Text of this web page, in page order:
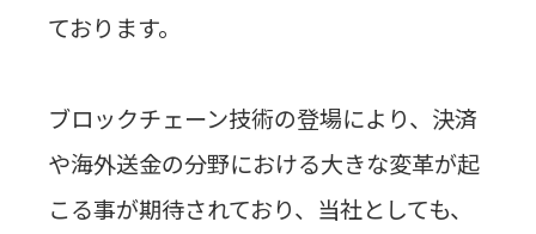
ております。
ブロックチェーン技術の登場により、決済
や海外送金の分野における大きな変革が起
こる事が期待されており、当社としても、